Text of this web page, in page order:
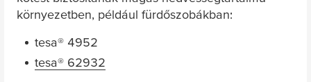
környezetben, például fürdőszobákban:
tesa® 4952
tesa® 62932